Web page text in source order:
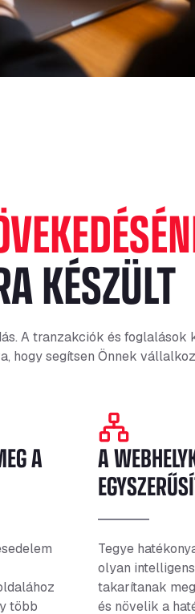
KÉSZÜLT
A tranzakciók és foglalások
hogy segítsen Önnek
A
több
A
Tegye
olyan
takarítanak
és növelik a